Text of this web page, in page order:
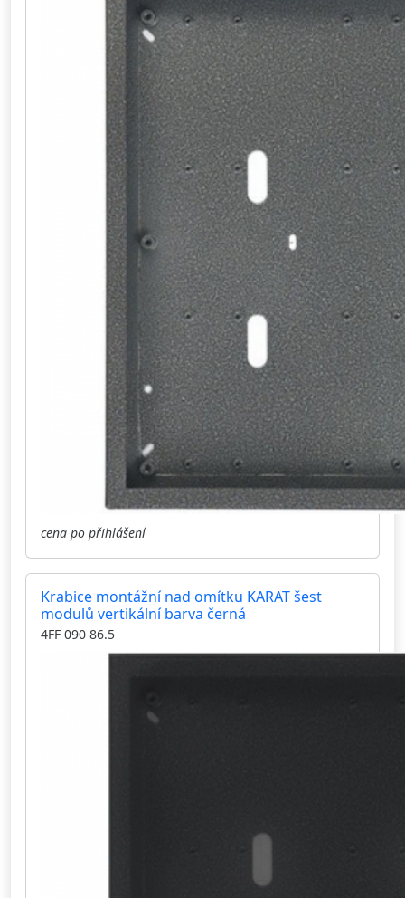
cena po přihlášení
Krabice montážní nad omítku KARAT šest
modulů vertikální barva černá
4FF 090 86.5